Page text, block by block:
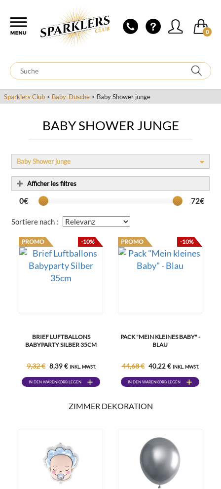
0
Sparklers Club > Baby-Dusche > Baby Shower junge
BABY SHOWER JUNGE
0€ 72€
Afficher les filtres
Baby Shower junge
Sortiere nach :
PROMO -10%
BRIEF LUFTBALLONS
BABYPARTY SILBER 35CM
9,32 € 8,39 € INKL. MWST.
IN DEN WARENKORB LEGEN
PROMO -10%
PACK "MEIN KLEINES BABY" -
BLAU
44,68 € 40,22 € INKL. MWST.
IN DEN WARENKORB LEGEN
ZIMMER DEKORATION